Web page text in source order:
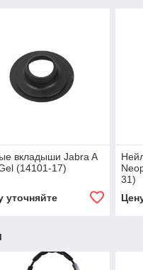
вкладыши Jabra A
(14101-17)
уточняйте
31)